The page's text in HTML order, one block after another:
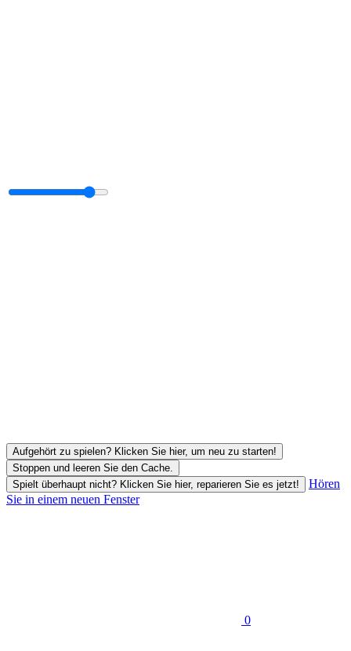
Aufgehört zu spielen? Klicken Sie hier, um neu zu starten!
Stoppen und leeren Sie den Cache.
Spielt überhaupt nicht? Klicken Sie hier, reparieren Sie es jetzt!
Hören
Sie in einem neuen Fenster
0